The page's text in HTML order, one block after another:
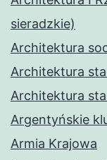
sieradzkie)
Architektura
Architektura
Architektura
Argentyńskie
Armia Krajowa